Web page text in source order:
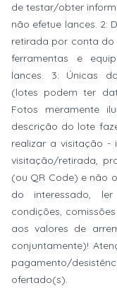
de testar/obter
não efetue lances. 2:
retirada por conta do
ferramentas e
lances. 3: Únicas
(lotes podem ter
Fotos meramente
descrição do lote
realizar a visitação -
visitação/retirada,
(ou QR Code) e não
do interessado,
condições,
aos valores de
conjuntamente)!
pagamento/
ofertado(s).